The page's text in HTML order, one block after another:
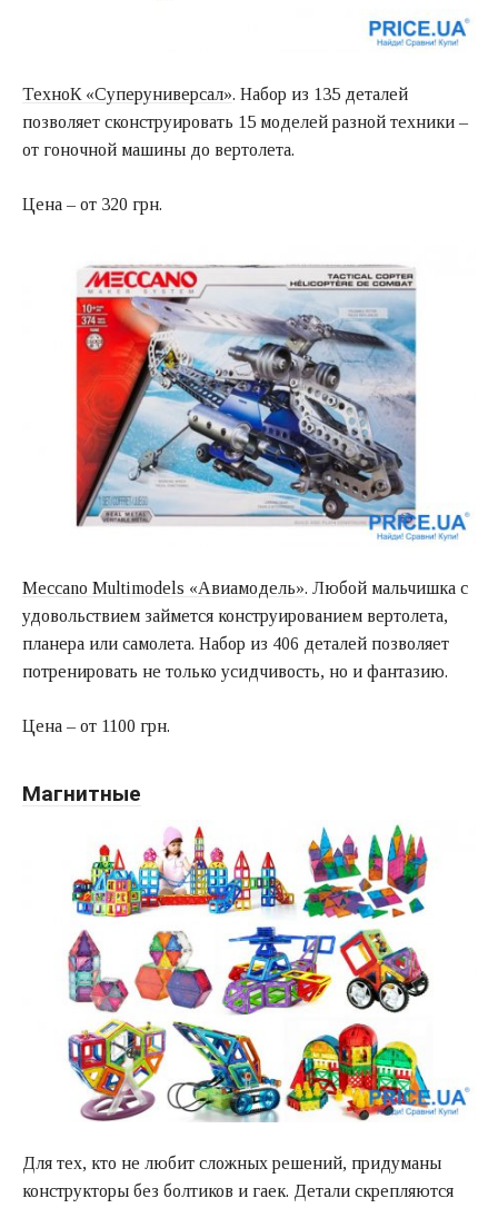
ТехноК «Суперуниверсал». Набор из 135 деталей
позволяет сконструировать 15 моделей разной техники –
от гоночной машины до вертолета.
Цена – от 320 грн.
Meccano Multimodels «Авиамодель». Любой мальчишка с
удовольствием займется конструированием вертолета,
планера или самолета. Набор из 406 деталей позволяет
потренировать не только усидчивость, но и фантазию.
Цена – от 1100 грн.
Магнитные
Для тех, кто не любит сложных решений, придуманы
конструкторы без болтиков и гаек. Детали скрепляются